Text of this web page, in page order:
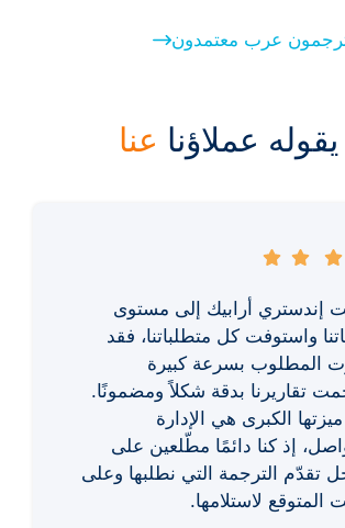
عرب معتمدون
عملاؤنا عنا
إندستري أرابيك إلى مستوى
واستوفت كل متطلباتنا، فقد
المطلوب بسرعة كبيرة
تقاريرنا بدقة شكلاً ومضمونًا.
الكبرى هي الإدارة
إذ كنا دائمًا مطّلعين على
تقدّم الترجمة التي نطلبها وعلى
المتوقع لاستلامها.